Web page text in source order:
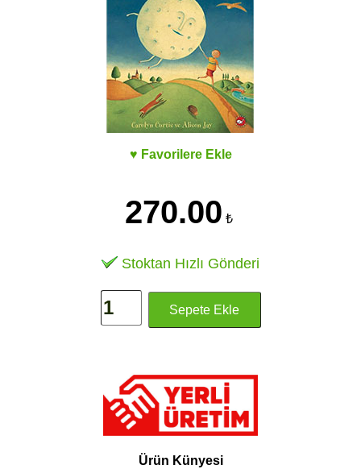
♥ Favorilere Ekle
270.00 ₺
Stoktan Hızlı Gönderi
Ürün Künyesi